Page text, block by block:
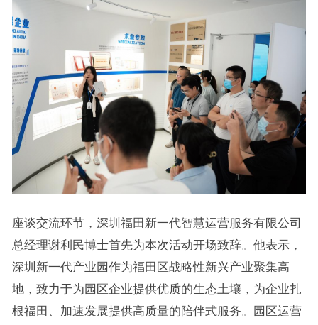
座谈交流环节，深圳福田新一代智慧运营服务有限公司
总经理谢利民博士首先为本次活动开场致辞。他表示，
深圳新一代产业园作为福田区战略性新兴产业聚集高
地，致力于为园区企业提供优质的生态土壤，为企业扎
根福田、加速发展提供高质量的陪伴式服务。园区运营